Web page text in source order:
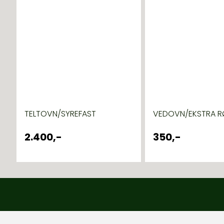
TELTOVN/SYREFAST
2.400,-
VEDOVN/EKSTRA
350,-